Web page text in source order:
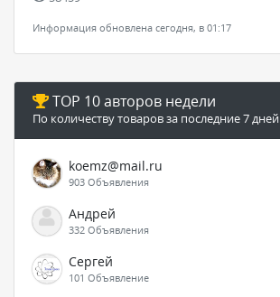
Информация обновлена сегодня, в 01:17
TOP 10 авторов недели
По количеству товаров за последние 7 дней
koemz@mail.ru
903 Объявления
Андрей
332 Объявления
Сергей
101 Объявление